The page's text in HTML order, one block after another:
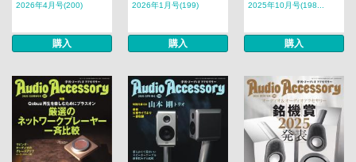
2026年4月号(200)
購入
2026年1月号(199)
購入
2025年10月号(198...
購入